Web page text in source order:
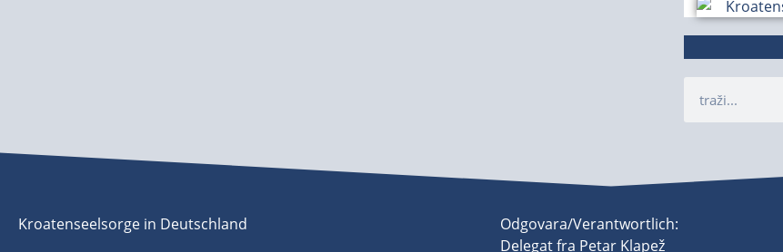
Kroatenseelsorge in Deutschland
Odgovara/Verantwortlich:
Delegat fra Petar Klapež